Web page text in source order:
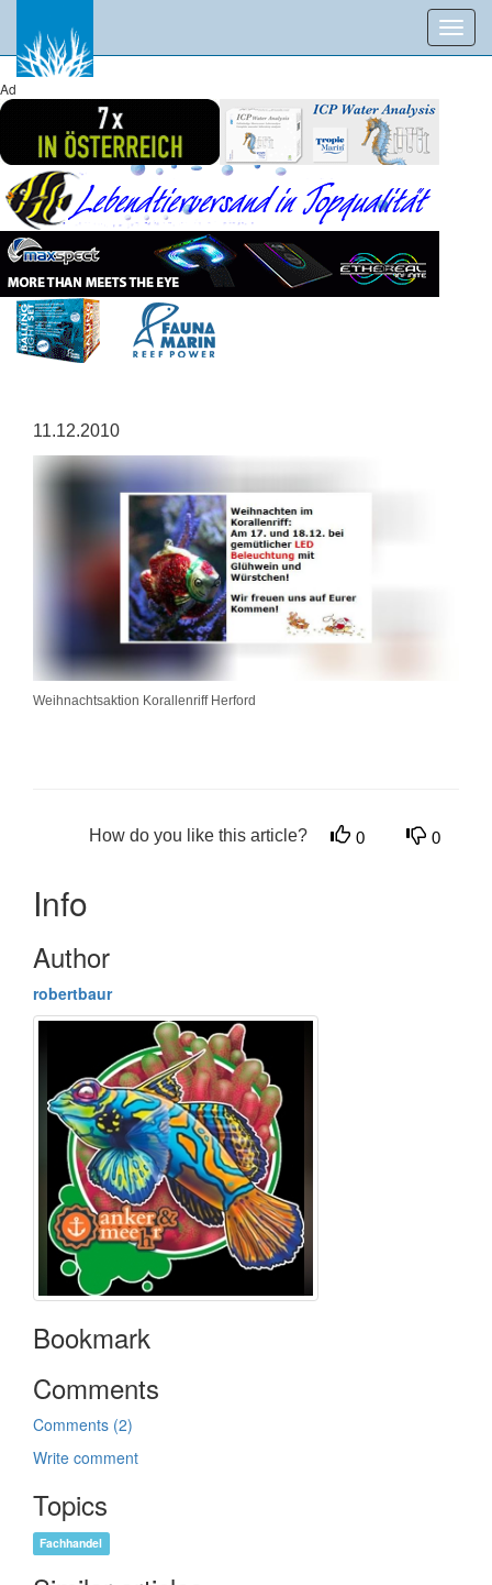
Ad
11.12.2010
Weihnachtsaktion Korallenriff Herford
How do you like this article? 0 0
Info
Author
robertbaur
Bookmark
Comments
Comments (2)
Write comment
Topics
Fachhandel